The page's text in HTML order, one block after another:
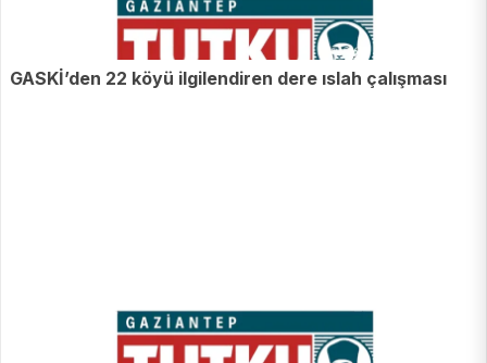
GASKİ’den 22 köyü ilgilendiren dere ıslah çalışması